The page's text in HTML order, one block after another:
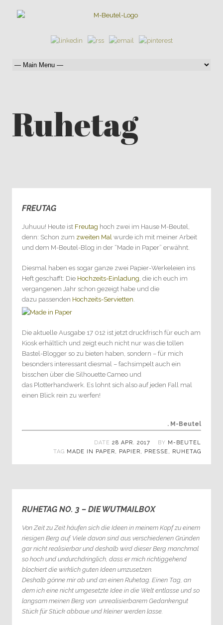
Ruhetag
FREUTAG
Juhuuu! Heute ist Freutag hoch zwei im Hause M-Beutel,
denn: Schon zum zweiten Mal wurde ich mit meiner Arbeit
und dem M-Beutel-Blog in der “Made in Paper” erwähnt.
Diesmal haben es sogar ganze zwei Papier-Werkeleien ins
Heft geschafft: Die Hochzeits-Einladung, die ich euch im
vergangenen Jahr schon gezeigt habe und die
dazu passenden Hochzeits-Servietten.
Die aktuelle Ausgabe 17 012 ist jetzt druckfrisch für euch am
Kiosk erhältlich und zeigt euch nicht nur was die tollen
Bastel-Blogger so zu bieten haben, sondern – für mich
besonders interessant diesmal – fachsimpelt auch ein
bisschen über die Silhouette Cameo und
das Plotterhandwerk. Es lohnt sich also auf jeden Fall mal
einen Blick rein zu werfen!
. M-Beutel
DATE 28 APR. 2017 BY M-BEUTEL
TAG MADE IN PAPER, PAPIER, PRESSE, RUHETAG
RUHETAG NO. 3 – DIE WUTMAILBOX
Von Zeit zu Zeit häufen sich die Ideen in meinem Kopf zu einem
riesigen Berg auf. Viele davon sind aus verschiedenen Gründen
gar nicht realisierbar und deshalb wird dieser Berg manchmal
so hoch und undurchdringlich, dass er mich richtiggehend
blockiert die wirklich guten Ideen umzusetzen.
Deshalb gönne mir ab und an einen Ruhetag. Einen Tag, an
dem ich eine nicht umgesetzte Idee in die Welt entlasse und so
langsam meinen Berg von unrealisierbarem Gedankengut
Stück für Stück abbaue und kleiner werden lasse.